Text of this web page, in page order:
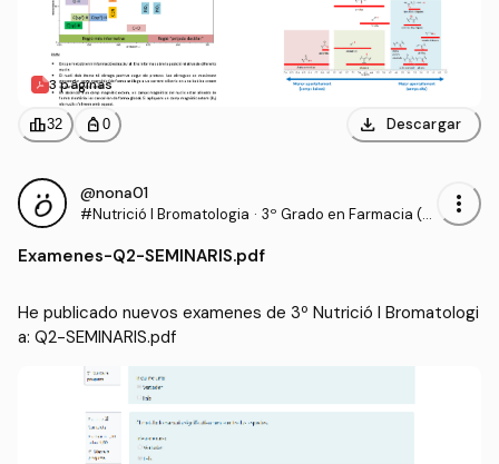
3 páginas
leaderboard32 personal_bag 0 download Descargar
@nona01
#Nutrició I Bromatologia · 3º Grado en Farmacia (U
more_vert
Examenes-Q2-SEMINARIS.pdf
He publicado nuevos examenes de 3º Nutrició I Bromatologi
a: Q2-SEMINARIS.pdf